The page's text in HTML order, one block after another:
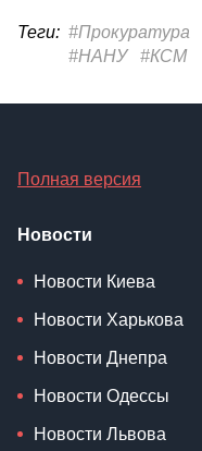
Теги: #Прокуратура
#НАНУ
#КСМ
Полная версия
Новости
Новости Киева
Новости Харькова
Новости Днепра
Новости Одессы
Новости Львова